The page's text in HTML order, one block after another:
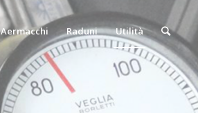
Aermacchi Raduni Utilità